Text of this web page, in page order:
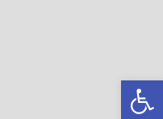
פתח סרגל נגישות